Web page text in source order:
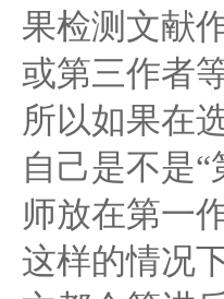
果检测文献
或第三作者
所以如果在
自己是不是
师放在第一
这样的情况